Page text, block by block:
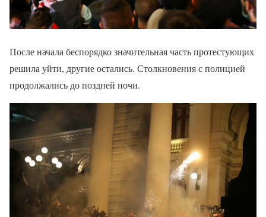
После начала беспорядко значительная часть протестующих
решила уйти, другие остались. Столкновения с полицией
продолжались до поздней ночи.